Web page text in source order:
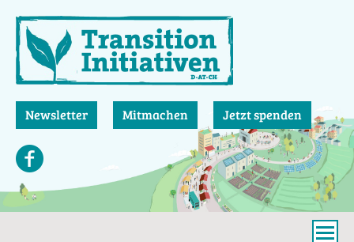
zum
Inhalt
Newsletter Mitmachen Jetzt spenden